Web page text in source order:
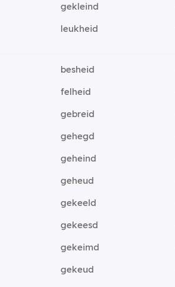
gekleind
leukheid
besheid
felheid
gebreid
gehegd
geheind
geheud
gekeeld
gekeesd
gekeimd
gekeud